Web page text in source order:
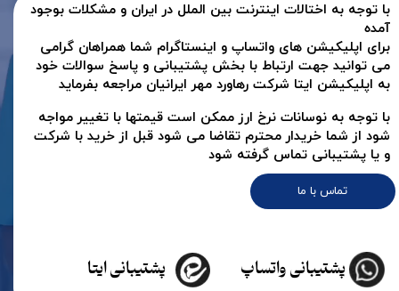
تماس با ما
با توجه به اختالات اینترنت بین الملل در ایران و مشکلات بوجود
آمده
برای اپلیکیشن های واتساپ و اینستاگرام شما همراهان گرامی
می توانید جهت ارتباط با بخش پشتیبانی و پاسخ سوالات خود
به اپلیکیشن ایتا شرکت رهاورد مهر ایرانیان مراجعه بفرماید
پشتیبانی ایتا پشتیبانی واتساپ
با توجه به نوسانات نرخ ارز ممکن است قیمتها با تغییر مواجه
شود از شما خریدار محترم تقاضا می شود قبل از خرید با شرکت
و یا پشتیبانی تماس گرفته شود